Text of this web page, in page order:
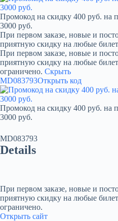
Промокод на скидку 400 руб. на
3000 руб.
При первом заказе, новые и
приятную скидку на любые
При первом заказе, новые и
приятную скидку на любые
ограничено. Скрыть
MD083793Открыть код
Промокод на скидку 400 руб. на
3000 руб.
MD083793
Details
При первом заказе, новые и
приятную скидку на любые
ограничено.
Открыть сайт